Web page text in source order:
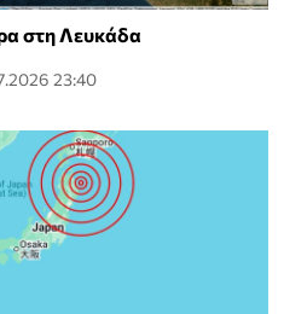
στη Λευκάδα
23:40